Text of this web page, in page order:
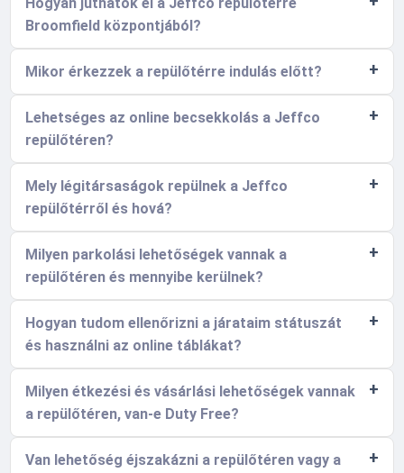
Broomfield központjából?
Mikor érkezzek a repülőtérre indulás előtt?
Lehetséges az online becsekkolás a Jeffco
repülőtéren?
Mely légitársaságok repülnek a Jeffco
repülőtérről és hová?
Milyen parkolási lehetőségek vannak a
repülőtéren és mennyibe kerülnek?
Hogyan tudom ellenőrizni a járataim státuszát
és használni az online táblákat?
Milyen étkezési és vásárlási lehetőségek vannak
a repülőtéren, van-e Duty Free?
Van lehetőség éjszakázni a repülőtéren vagy a